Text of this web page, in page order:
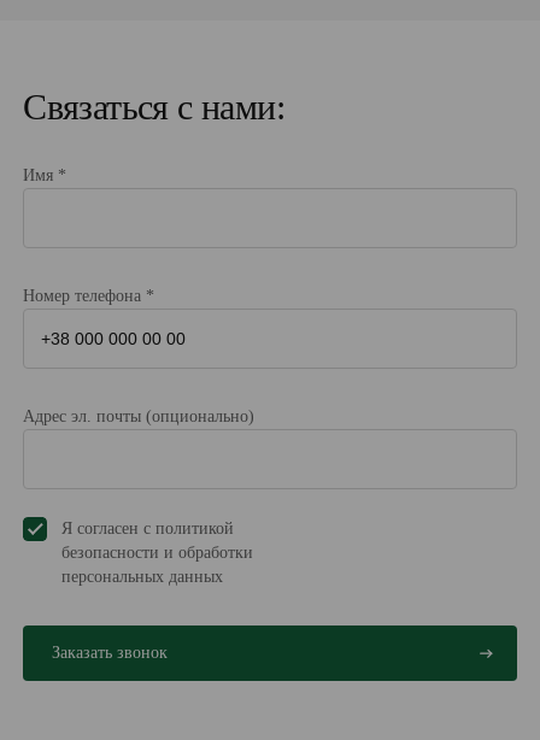
Связаться с нами:
Имя *
Номер телефона *
Адрес эл. почты (опционально)
Я согласен с политикой
безопасности и обработки
персональных данных